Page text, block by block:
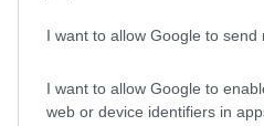
I want to allow Google to send
I want to allow Google to
web or device identifiers in
7/08/2026 -